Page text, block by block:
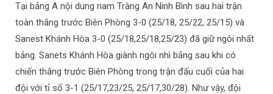
Tại bảng A nội dung nam Tràng An Ninh Bình sau hai trận
toàn thắng trước Biên Phòng 3-0 (25/18, 25/22, 25/15) và
Sanest Khánh Hòa 3-0 (25/18,25/18,25/23) đã giữ ngôi nhất
bảng. Sanets Khánh Hòa giành ngôi nhì bảng sau khi có
chiến thắng trước Biên Phòng trong trận đấu cuối của hai
đội với tỉ số 3-1 (25/17,23/25, 25/17,30/28). Như vậy, đội